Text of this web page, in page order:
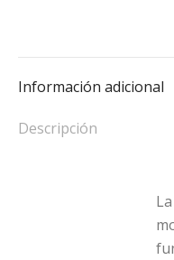
Información adicional
Descripción